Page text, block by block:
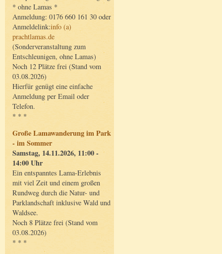
* ohne Lamas *
Anmeldung: 0176 660 161 30 oder
Anmeldelink:info (a)
prachtlamas.de
(Sonderveranstaltung zum
Entschleunigen, ohne Lamas)
Noch 12 Plätze frei (Stand vom
03.08.2026)
Hierfür genügt eine einfache
Anmeldung per Email oder
Telefon.
* * *
Große Lamawanderung im Park
- im Sommer
Samstag, 14.11.2026, 11:00 -
14:00 Uhr
Ein entspanntes Lama-Erlebnis
mit viel Zeit und einem großen
Rundweg durch die Natur- und
Parklandschaft inklusive Wald und
Waldsee.
Noch 8 Plätze frei (Stand vom
03.08.2026)
* * *